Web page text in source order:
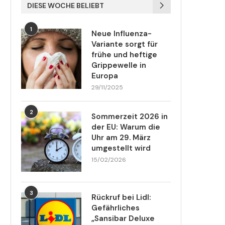
DIESE WOCHE BELIEBT
1
Neue Influenza-
Variante sorgt für
frühe und heftige
Grippewelle in
Europa
29/11/2025
2
Sommerzeit 2026 in
der EU: Warum die
Uhr am 29. März
umgestellt wird
15/02/2026
3
Rückruf bei Lidl:
Gefährliches
„Sansibar Deluxe